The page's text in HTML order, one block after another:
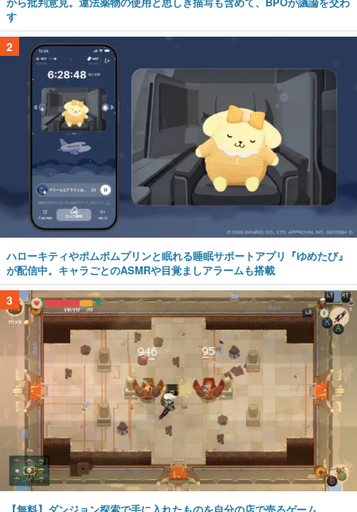
す
2
ハローキティやポムポムプリンと眠れる睡眠サポートアプリ『ゆめたび』
が配信中。キャラごとのASMRや目覚ましアラームも搭載
3